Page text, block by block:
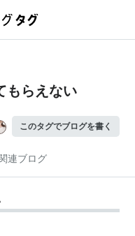
もらえない
このタグでブログを書く
連ブログ